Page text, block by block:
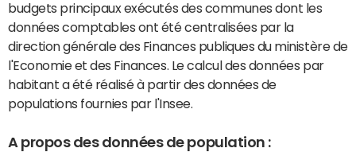
budgets principaux exécutés des communes dont les
données comptables ont été centralisées par la
direction générale des Finances publiques du ministère de
l'Economie et des Finances. Le calcul des données par
habitant a été réalisé à partir des données de
populations fournies par l'Insee.
A propos des données de population :